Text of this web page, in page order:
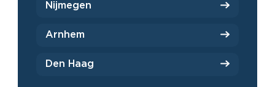
Nijmegen
Arnhem
Den Haag